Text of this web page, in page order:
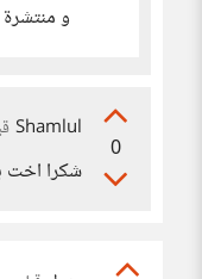
و
0
Shamlul
شكرا اخت